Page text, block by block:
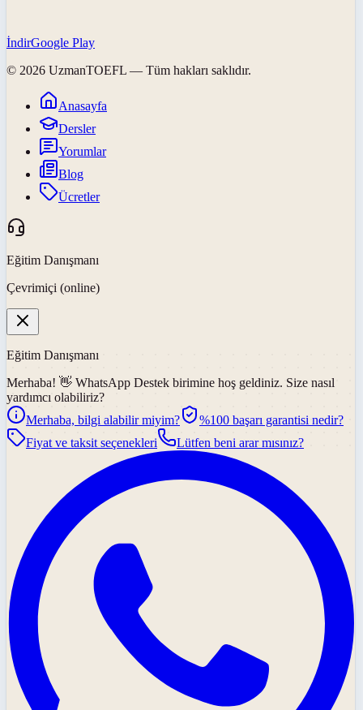
İndirGoogle Play
© 2026 UzmanTOEFL — Tüm hakları saklıdır.
Anasayfa
Dersler
Yorumlar
Blog
Ücretler
Eğitim Danışmanı
Çevrimiçi (online)
Eğitim Danışmanı
Merhaba! 👋 WhatsApp Destek birimine hoş geldiniz. Size nasıl
yardımcı olabiliriz?
Merhaba, bilgi alabilir miyim?
%100 başarı garantisi nedir?
Fiyat ve taksit seçenekleri
Lütfen beni arar mısınız?